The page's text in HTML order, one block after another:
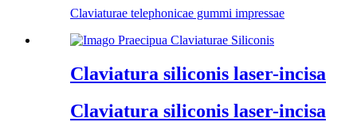
Claviaturae telephonicae gummi impressae
Claviatura siliconis laser-incisa
Claviatura siliconis laser-incisa